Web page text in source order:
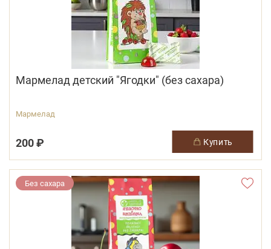
Мармелад детский "Ягодки" (без сахара)
Мармелад
200 ₽ купить
Без сахара